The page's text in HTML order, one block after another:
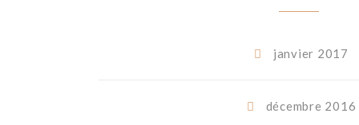
janvier 2017
décembre 2016